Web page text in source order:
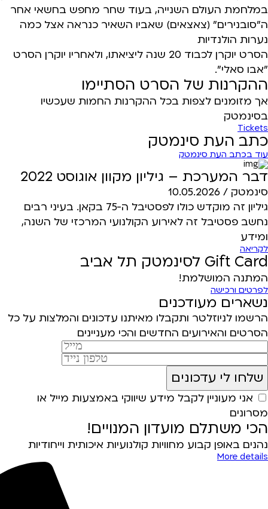
במלחמת העולם השנייה, בעוד שחר מחפש בחשאי אחר
ה"סובנירים" (צאצאים) שאביו השאיר כנראה אצל כמה
נערות הולנדיות
הסרט יוקרן לכבוד 20 שנה ליציאתו, ולאחריו יוקרן הסרט
"אבו סאלי".
ההקרנות של הסרט הסתיימו
אך מזומנים לצפות בכל ההקרנות החמות שעכשיו
בסינמטק
Tickets
כתב העת סינמטק
עוד בכתב העת סינמטק
דבר המערכת – גיליון מקוון אוגוסט 2022
סינמטק / 10.05.2026
גיליון זה מוקדש כולו לפסטיבל ה-75 בקאן. בעיני רבים
נחשב פסטיבל זה לאירוע הקולנועי המרכזי של השנה,
ומידע
לקריאה
Gift Card לסינמטק תל אביב
המתנה המושלמת!
לפרטים ורכישה
נשארים מעודכנים
הרשמו לניוזלטר ותקבלו מאיתנו עדכונים והמלצות על כל
הסרטים והאירועים החדשים והכי מעניינים
אני מעוניין לקבל מידע שיווקי באמצעות מייל או
מסרונים
הכי משתלם מועדון המנויים!
נהנים באופן קבוע מחוויות קולנועיות איכותית וייחודיות
More details